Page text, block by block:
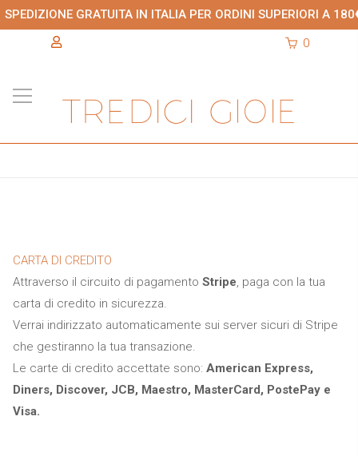
SPEDIZIONE GRATUITA IN ITALIA PER ORDINI SUPERIORI A
0
CARTA DI CREDITO
Attraverso il circuito di pagamento Stripe, paga con la tua
carta di credito in sicurezza.
Verrai indirizzato automaticamente sui server sicuri di Stripe
che gestiranno la tua transazione.
Le carte di credito accettate sono: American Express,
Diners, Discover, JCB, Maestro, MasterCard, PostePay e
Visa.